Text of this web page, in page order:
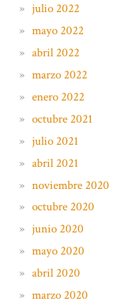
julio 2022
mayo 2022
abril 2022
marzo 2022
enero 2022
octubre 2021
julio 2021
abril 2021
noviembre 2020
octubre 2020
junio 2020
mayo 2020
abril 2020
marzo 2020